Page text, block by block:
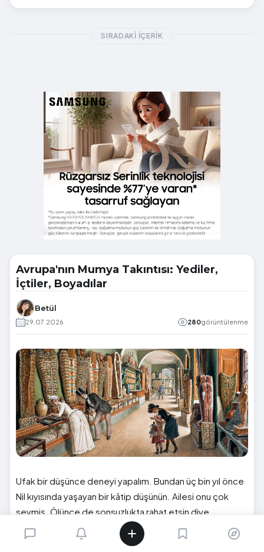
SIRADAKI İÇERIK
Avrupa'nın Mumya Takıntısı: Yediler,
İçtiler, Boyadılar
Betül
29.07.2026 280görüntülenme
Ufak bir düşünce deneyi yapalım. Bundan üç bin yıl önce
Nil kıyısında yaşayan bir kâtip düşünün. Ailesi onu çok
sevmiş. Ölünce de sonsuzlukta rahat etsin diye
servetlerinin yarısını mumyalanmasına harcamışlar. Beden
özenle sarılmış. Dualarla mühürlenmiş. Karanlık ve serin bir